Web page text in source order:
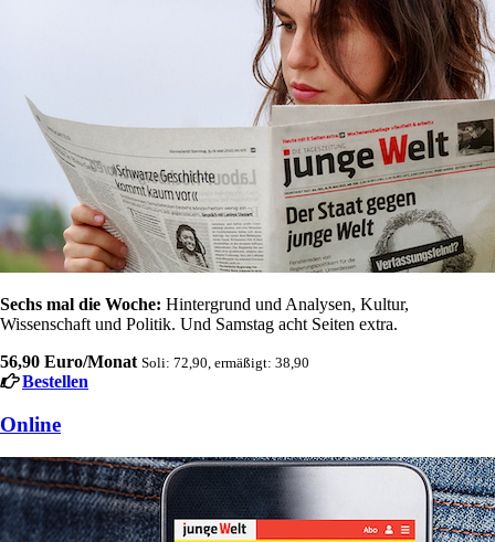
Sechs mal die Woche: Hintergrund und Analysen, Kultur,
Wissenschaft und Politik. Und Samstag acht Seiten extra.
56,90 Euro/Monat Soli: 72,90, ermäßigt: 38,90
Bestellen
Online